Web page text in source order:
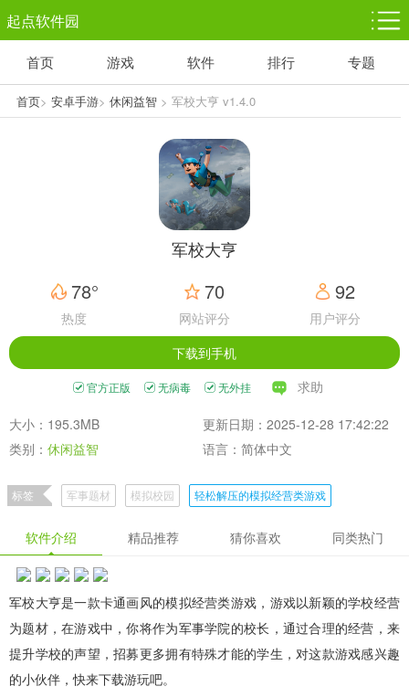
起点软件园
塔防游戏
1千+款游戏
休闲益智
1万+款游戏
体育竞技
5百+款游戏
赛车竞速
3百+款游戏
首页 游戏 软件 排行 专题
首页> 安卓手游> 休闲益智> 军校大亨 v1.4.0
军校大亨
78°
热度
70
网站评分
92
用户评分
下载到手机
官方正版 无病毒 无外挂 求助
大小：195.3MB
更新日期：2025-12-28 17:42:22
类别： 休闲益智 语言：简体中文
标签 军事题材 模拟校园
轻松解压的模拟经营类游戏
软件介绍 精品推荐 猜你喜欢 同类热门
军校大亨是一款卡通画风的模拟经营类游戏，游戏以新颖的学校经营
为题材，在游戏中，你将作为军事学院的校长，通过合理的经营，来
提升学校的声望，招募更多拥有特殊才能的学生，对这款游戏感兴趣
的小伙伴，快来下载游玩吧。